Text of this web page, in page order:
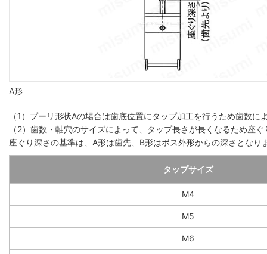
A形
（1）プーリ形状Aの場合は歯底位置にタップ加工を行うため歯数
（2）歯数・軸穴のサイズによって、タップ長さが長くなるため座
座ぐり深さの基準は、A形は歯先、B形はボス外形からの深さとなり
タップサイズ
M4
M5
M6